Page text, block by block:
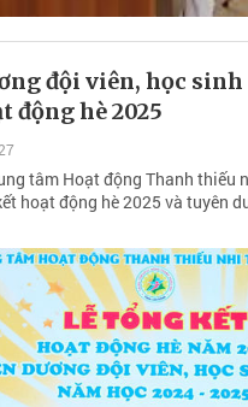
đội viên, học sinh
động hè 2025
tâm Hoạt động Thanh thiếu
hoạt động hè 2025 và tuyên